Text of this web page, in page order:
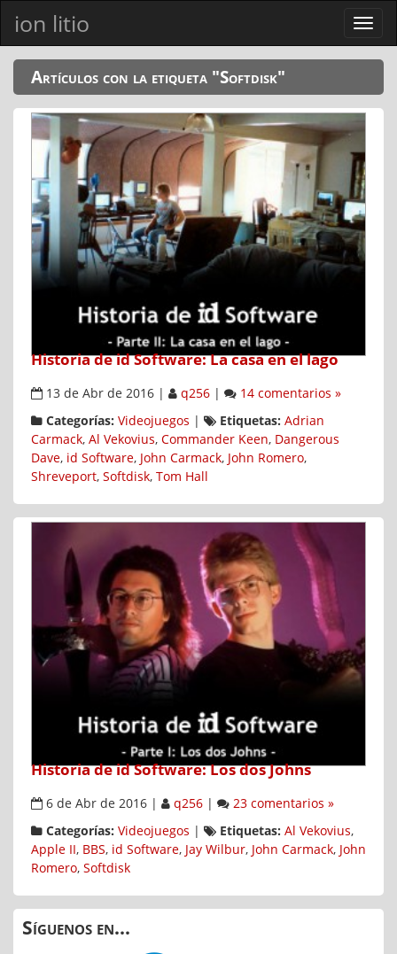
ion litio
Ver
menú
Artículos con la etiqueta "Softdisk"
Historia de id Software: La casa en el lago
13 de Abr de 2016 q256
14 comentarios »
Categorías: Videojuegos Etiquetas: Adrian
Carmack, Al Vekovius, Commander Keen, Dangerous
Dave, id Software, John Carmack, John Romero,
Shreveport, Softdisk, Tom Hall
Historia de id Software: Los dos Johns
6 de Abr de 2016 | q256 |
23 comentarios »
Categorías: Videojuegos | Etiquetas: Al Vekovius,
Apple II, BBS, id Software, Jay Wilbur, John Carmack, John
Romero, Softdisk
Síguenos en...